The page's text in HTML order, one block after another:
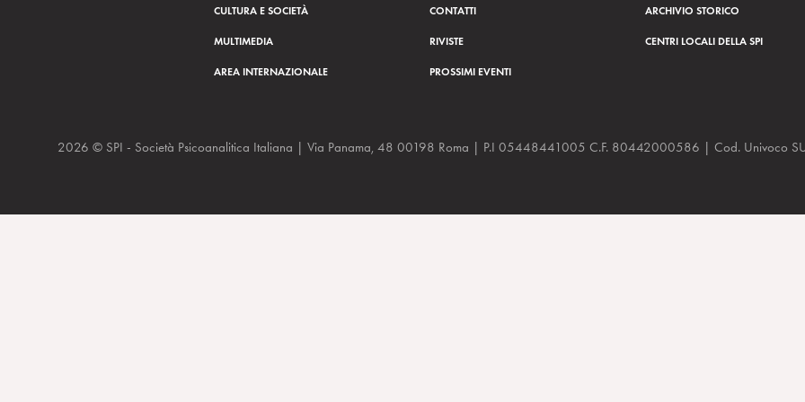
CULTURA E SOCIETÀ
MULTIMEDIA
AREA INTERNAZIONALE
CONTATTI
RIVISTE
PROSSIMI EVENTI
ARCHIVIO STORICO
CENTRI LOCALI DELLA SPI
2026 © SPI - Società Psicoanalitica Italiana | Via Panama, 48 00198 Roma | P.I 05448441005 C.F. 80442000586 | Cod. Univoco